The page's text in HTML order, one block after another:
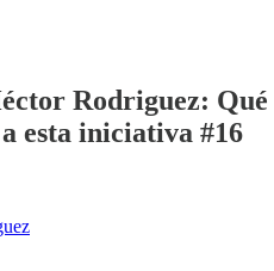
Rodriguez:
esta iniciativa #16